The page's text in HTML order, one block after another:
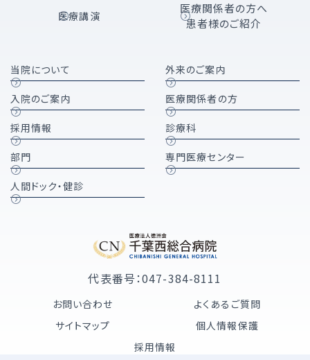
医療講演
医療関係者の方へ
患者様のご紹介
当院について 外来のご案内
入院のご案内 医療関係者の方
採用情報 診療科
部門 専門医療センター
人間ドック・健診
代表番号：047-384-8111
お問い合わせ
よくあるご質問
サイトマップ
個人情報保護
採用情報